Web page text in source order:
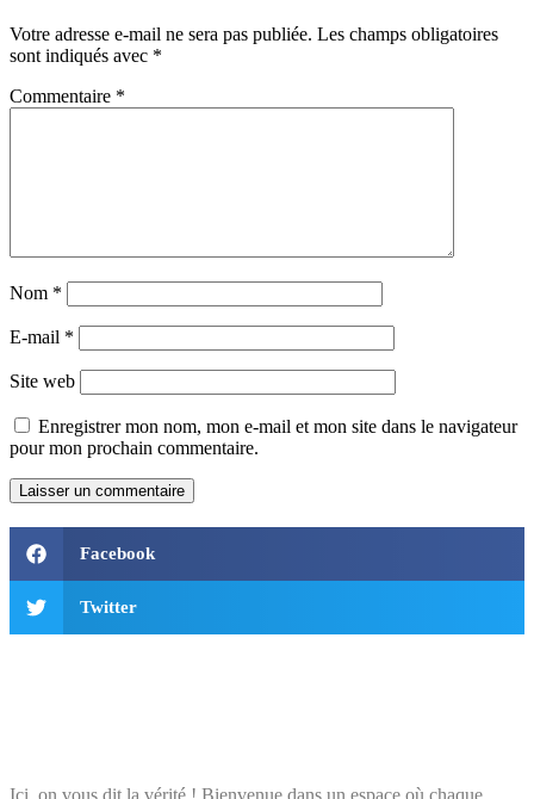
Votre adresse e-mail ne sera pas publiée. Les champs obligatoires
sont indiqués avec *
Commentaire *
Nom *
E-mail *
Site web
Enregistrer mon nom, mon e-mail et mon site dans le navigateur
pour mon prochain commentaire.
Facebook
Twitter
Ici, on vous dit la vérité ! Bienvenue dans un espace où chaque